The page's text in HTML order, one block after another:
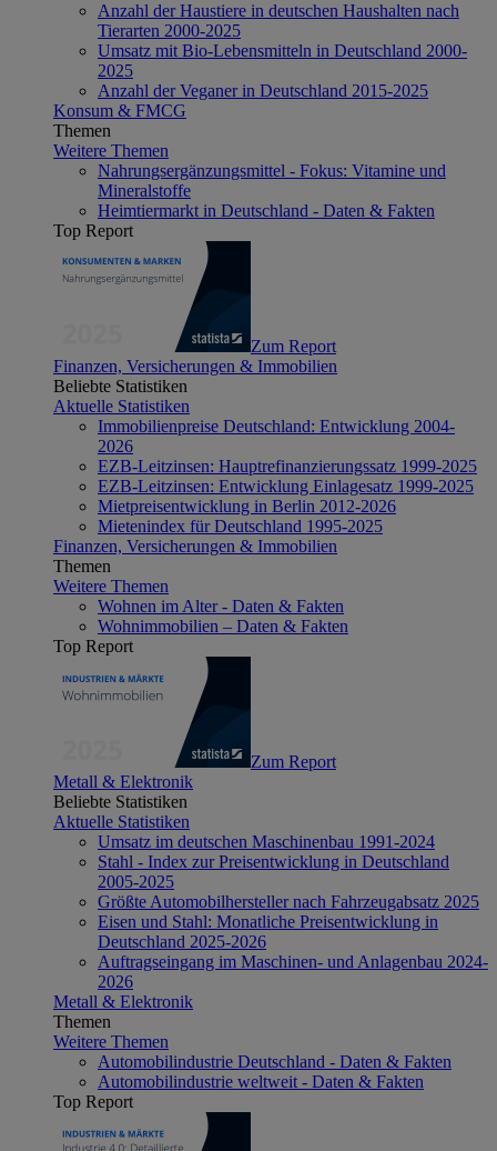
Anzahl der Haustiere in deutschen Haushalten nach
Tierarten 2000-2025
Umsatz mit Bio-Lebensmitteln in Deutschland 2000-
2025
Anzahl der Veganer in Deutschland 2015-2025
Konsum & FMCG
Themen
Weitere Themen
Nahrungsergänzungsmittel - Fokus: Vitamine und
Mineralstoffe
Heimtiermarkt in Deutschland - Daten & Fakten
Top Report
Zum Report
Finanzen, Versicherungen & Immobilien
Beliebte Statistiken
Aktuelle Statistiken
Immobilienpreise Deutschland: Entwicklung 2004-
2026
EZB-Leitzinsen: Hauptrefinanzierungssatz 1999-2025
EZB-Leitzinsen: Entwicklung Einlagesatz 1999-2025
Mietpreisentwicklung in Berlin 2012-2026
Mietenindex für Deutschland 1995-2025
Finanzen, Versicherungen & Immobilien
Themen
Weitere Themen
Wohnen im Alter - Daten & Fakten
Wohnimmobilien – Daten & Fakten
Top Report
Zum Report
Metall & Elektronik
Beliebte Statistiken
Aktuelle Statistiken
Umsatz im deutschen Maschinenbau 1991-2024
Stahl - Index zur Preisentwicklung in Deutschland
2005-2025
Größte Automobilhersteller nach Fahrzeugabsatz 2025
Eisen und Stahl: Monatliche Preisentwicklung in
Deutschland 2025-2026
Auftragseingang im Maschinen- und Anlagenbau 2024-
2026
Metall & Elektronik
Themen
Weitere Themen
Automobilindustrie Deutschland - Daten & Fakten
Automobilindustrie weltweit - Daten & Fakten
Top Report